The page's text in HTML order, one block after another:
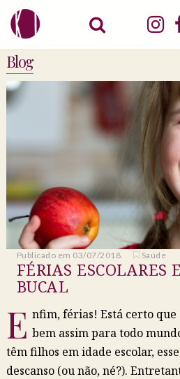
Blog
Publicado em 03/07/2018. Saúde
FÉRIAS ESCOLARES
BUCAL
E nfim, férias! Está certo que
bem assim para todo
têm filhos em idade escolar,
descanso (ou não, né?).